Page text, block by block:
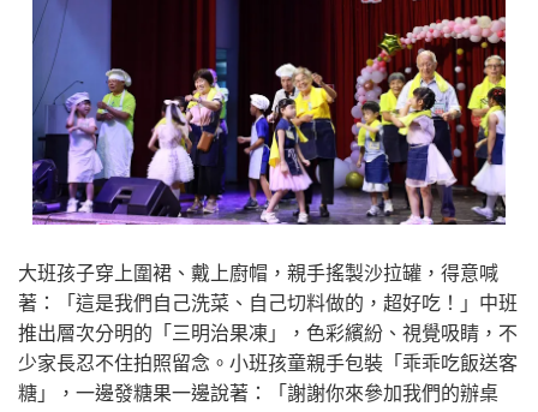
大班孩子穿上圍裙、戴上廚帽，親手搖製沙拉罐，得意喊
著：「這是我們自己洗菜、自己切料做的，超好吃！」中班
推出層次分明的「三明治果凍」，色彩繽紛、視覺吸睛，不
少家長忍不住拍照留念。小班孩童親手包裝「乖乖吃飯送客
糖」，一邊發糖果一邊說著：「謝謝你來參加我們的辦桌